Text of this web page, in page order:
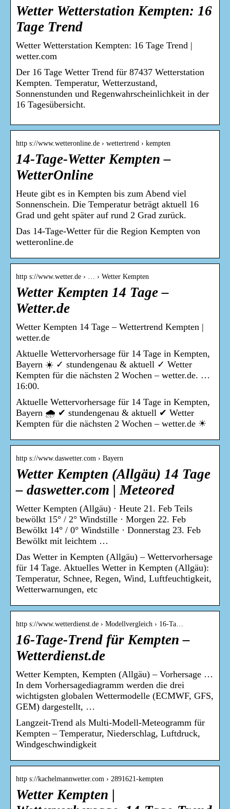
Wetter Wetterstation Kempten: 16
Tage Trend
Wetter Wetterstation Kempten: 16 Tage Trend |
wetter.com
Der 16 Tage Wetter Trend für 87437 Wetterstation
Kempten. Temperatur, Wetterzustand,
Sonnenstunden und Regenwahrscheinlichkeit in der
16 Tagesübersicht.
http s://www.wetteronline.de › wettertrend › kempten
14-Tage-Wetter Kempten –
WetterOnline
Heute gibt es in Kempten bis zum Abend viel
Sonnenschein. Die Temperatur beträgt aktuell 16
Grad und geht später auf rund 2 Grad zurück.
Das 14-Tage-Wetter für die Region Kempten von
wetteronline.de
http s://www.wetter.de › … › Wetter Kempten
Wetter Kempten 14 Tage –
Wetter.de
Wetter Kempten 14 Tage – Wettertrend Kempten |
wetter.de
Aktuelle Wettervorhersage für 14 Tage in Kempten,
Bayern ☀️ ✓ stundengenau & aktuell ✓ Wetter
Kempten für die nächsten 2 Wochen – wetter.de. …
16:00.
Aktuelle Wettervorhersage für 14 Tage in Kempten,
Bayern 🌧️ ✔ stundengenau & aktuell ✔ Wetter
Kempten für die nächsten 2 Wochen – wetter.de ☀
http s://www.daswetter.com › Bayern
Wetter Kempten (Allgäu) 14 Tage
– daswetter.com | Meteored
Wetter Kempten (Allgäu) · Heute 21. Feb Teils
bewölkt 15° / 2° Windstille · Morgen 22. Feb
Bewölkt 14° / 0° Windstille · Donnerstag 23. Feb
Bewölkt mit leichtem …
Das Wetter in Kempten (Allgäu) – Wettervorhersage
für 14 Tage. Aktuelles Wetter in Kempten (Allgäu):
Temperatur, Schnee, Regen, Wind, Luftfeuchtigkeit,
Wetterwarnungen, etc
http s://www.wetterdienst.de › Modellvergleich › 16-Ta…
16-Tage-Trend für Kempten –
Wetterdienst.de
Wetter Kempten, Kempten (Allgäu) – Vorhersage …
In dem Vorhersagediagramm werden die drei
wichtigsten globalen Wettermodelle (ECMWF, GFS,
GEM) dargestellt, …
Langzeit-Trend als Multi-Modell-Meteogramm für
Kempten – Temperatur, Niederschlag, Luftdruck,
Windgeschwindigkeit
http s://kachelmannwetter.com › 2891621-kempten
Wetter Kempten |